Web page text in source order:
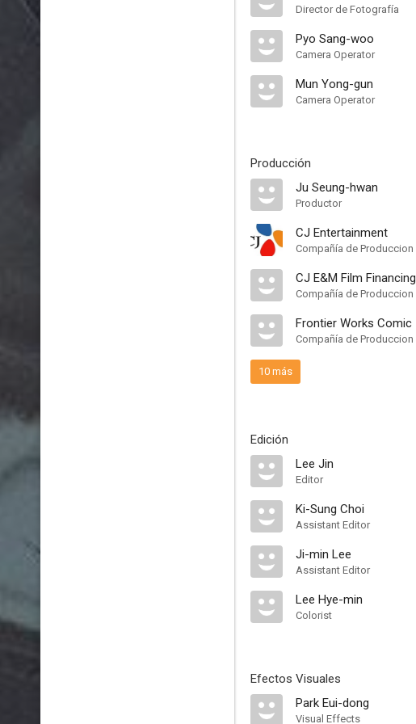
Director de Fotografía
Pyo Sang-woo
Camera Operator
Mun Yong-gun
Camera Operator
Producción
Ju Seung-hwan
Productor
CJ Entertainment
Compañía de Produccion
Compañía de Produccion
Frontier Works Comic
Compañía de Produccion
10 más
Edición
Lee Jin
Editor
Ki-Sung Choi
Assistant Editor
Ji-min Lee
Assistant Editor
Lee Hye-min
Colorist
Efectos Visuales
Park Eui-dong
Visual Effects